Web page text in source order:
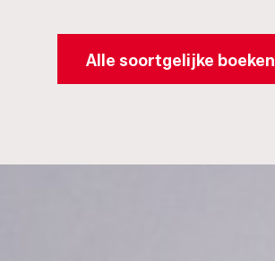
Alle soortgelijke boeken